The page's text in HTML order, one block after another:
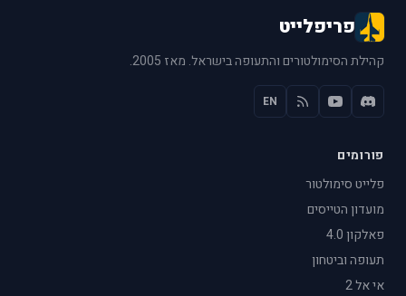
פריפלייט
קהילת הסימולטורים והתעופה בישראל. מאז 2005.
EN
פורומים
פלייט סימולטור
מועדון הטייסים
פאלקון 4.0
תעופה וביטחון
אי אל 2